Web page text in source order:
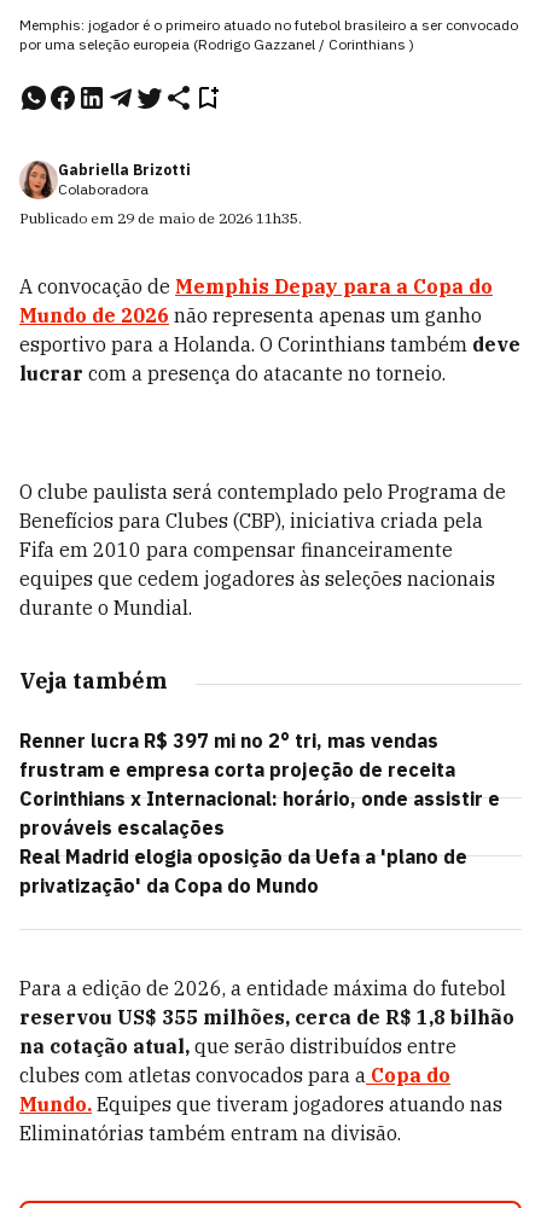
Memphis: jogador é o primeiro atuado no futebol brasileiro a ser convocado
por uma seleção europeia (Rodrigo Gazzanel / Corinthians )
Gabriella Brizotti
Colaboradora
Publicado em 29 de maio de 2026 11h35.
A convocação de Memphis Depay para a Copa do
Mundo de 2026 não representa apenas um ganho
esportivo para a Holanda. O Corinthians também deve
lucrar com a presença do atacante no torneio.
O clube paulista será contemplado pelo Programa de
Benefícios para Clubes (CBP), iniciativa criada pela
Fifa em 2010 para compensar financeiramente
equipes que cedem jogadores às seleções nacionais
durante o Mundial.
Veja também
Renner lucra R$ 397 mi no 2° tri, mas vendas
frustram e empresa corta projeção de receita
Corinthians x Internacional: horário, onde assistir e
prováveis escalações
Real Madrid elogia oposição da Uefa a 'plano de
privatização' da Copa do Mundo
Para a edição de 2026, a entidade máxima do futebol
reservou US$ 355 milhões, cerca de R$ 1,8 bilhão
na cotação atual, que serão distribuídos entre
clubes com atletas convocados para a Copa do
Mundo. Equipes que tiveram jogadores atuando nas
Eliminatórias também entram na divisão.